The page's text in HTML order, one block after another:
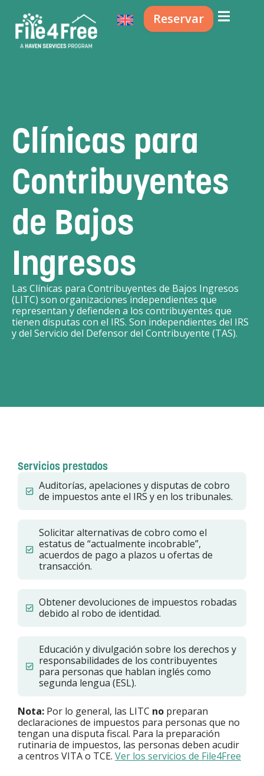
Reservar
Clínicas para
Contribuyentes
de Bajos
Ingresos
Las Clínicas para Contribuyentes de Bajos Ingresos
(LITC) son organizaciones independientes que
representan y defienden a los contribuyentes que
tienen disputas con el IRS. Son independientes del IRS
y del Servicio del Defensor del Contribuyente (TAS).
Servicios prestados
Auditorías, apelaciones y disputas de cobro
de impuestos ante el IRS y en los tribunales.
Solicitar alternativas de cobro como el
estatus de “actualmente incobrable”,
acuerdos de pago a plazos u ofertas de
transacción.
Obtener devoluciones de impuestos robadas
debido al robo de identidad.
Educación y divulgación sobre los derechos y
responsabilidades de los contribuyentes
para personas que hablan inglés como
segunda lengua (ESL).
Nota: Por lo general, las LITC no preparan
declaraciones de impuestos para personas que no
tengan una disputa fiscal. Para la preparación
rutinaria de impuestos, las personas deben acudir
a centros VITA o TCE. Ver los servicios de File4Free